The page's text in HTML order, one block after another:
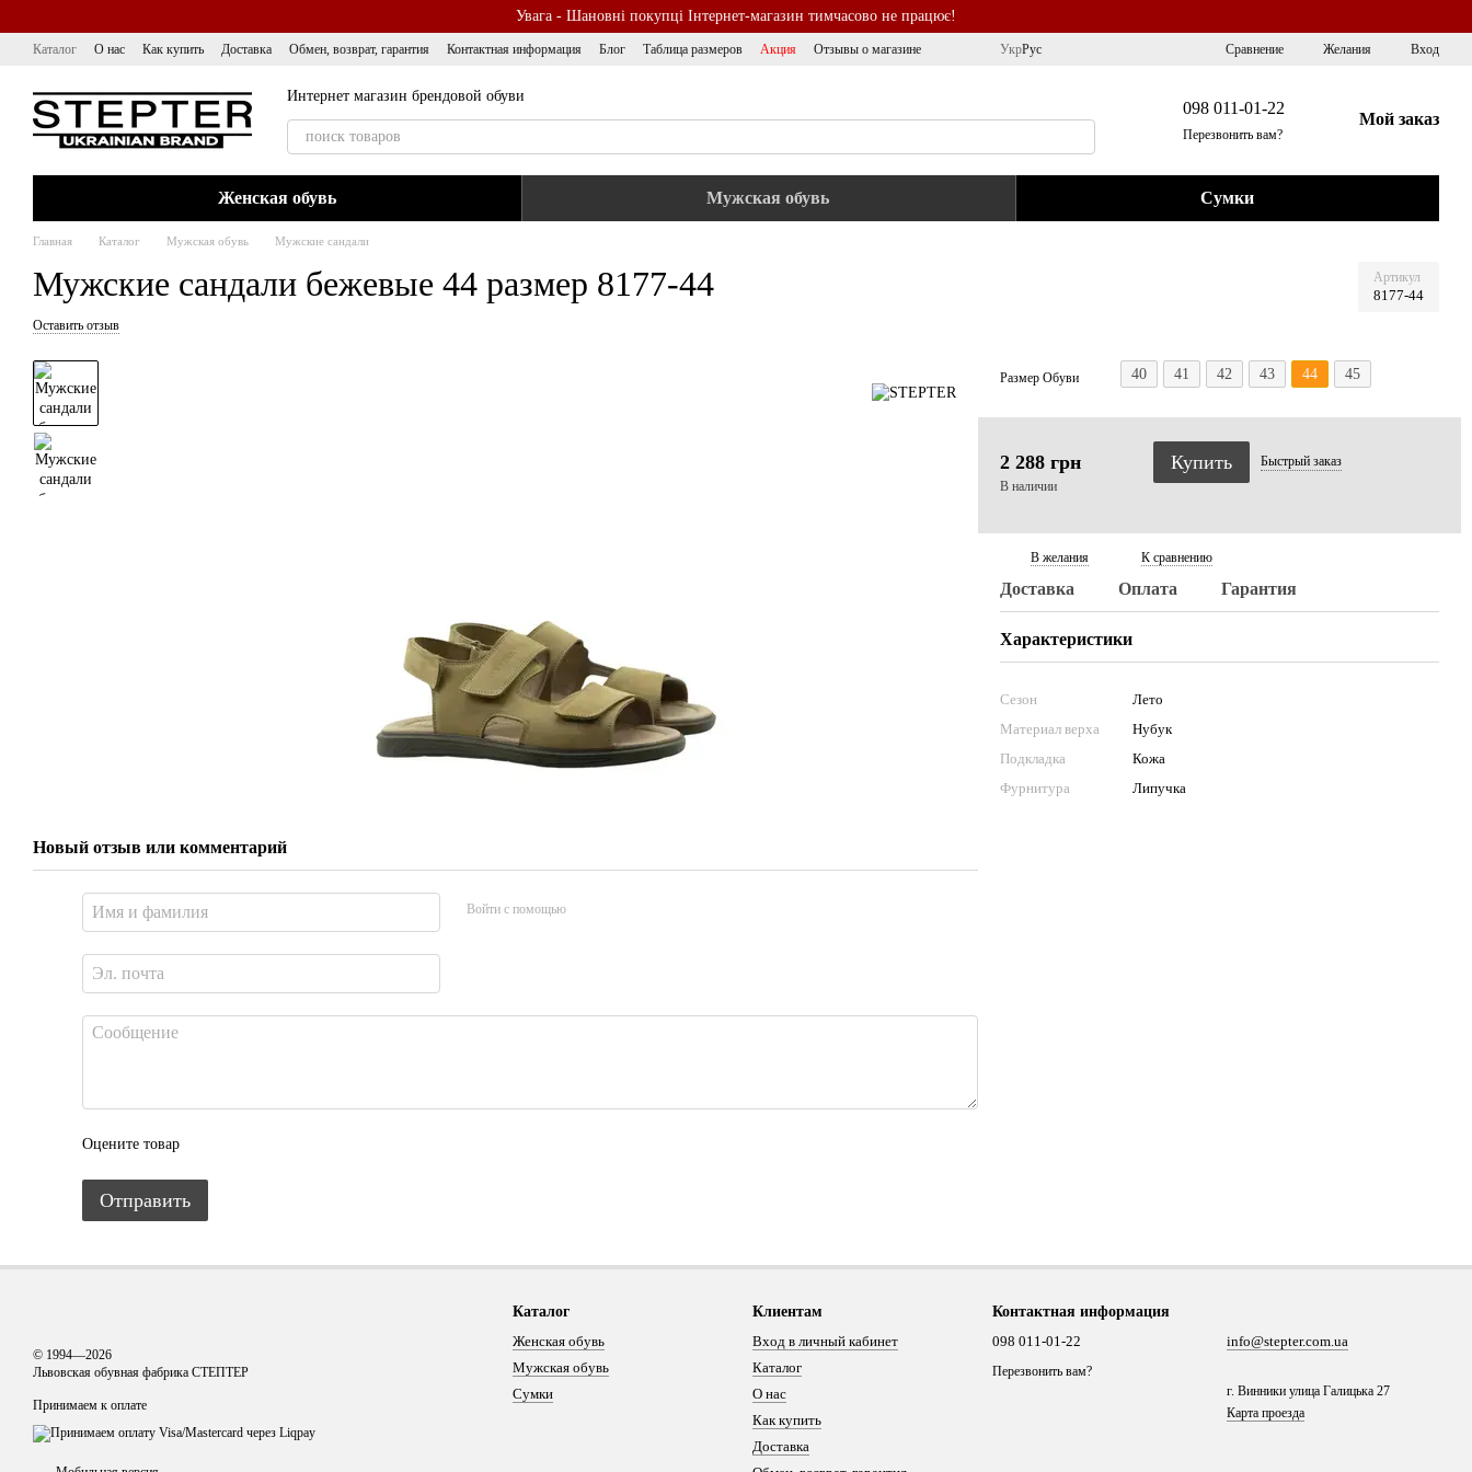
Увага - Шановні покупці Інтернет-магазин тимчасово не працює!
Каталог О нас Как купить Доставка Обмен, возврат, гарантия Контактная информация Блог Таблица размеров Акция Отзывы о магазине УкрРус Сравнение Желания Вход
Интернет магазин брендовой обуви
098 011-01-22
Перезвонить вам?
Мой заказ
Женская обувь Мужская обувь Сумки
Главная Каталог Мужская обувь Мужские сандали
Мужские сандали бежевые 44 размер 8177-44 Артикул
8177-44
Оставить отзыв
Новый отзыв или комментарий
Войти с помощью
Оцените товар
Отправить
Размер Обуви 40 41 42 43 44 45
2 288 грн
В наличии
Купить Быстрыйзаказ
В желания К сравнению
Доставка Оплата Гарантия
Характеристики
Сезон
Лето
Материал верха
Нубук
Подкладка
Кожа
Фурнитура
Липучка
© 1994—2026
Львовская обувная фабрика СТЕПТЕР
Принимаем к оплате
Каталог
Женская обувь
Мужская обувь
Сумки
Клиентам
Вход в личный кабинет
Каталог
О нас
Как купить
Доставка
Контактная информация
098 011-01-22
Перезвонить вам?
info@stepter.com.ua
г. Винники улица Галицька 27
Карта проезда